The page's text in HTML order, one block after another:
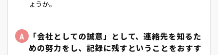
ょうか。
A
「会社としての誠意」として、連絡先を知るた
めの努力をし、記録に残すということをおすす